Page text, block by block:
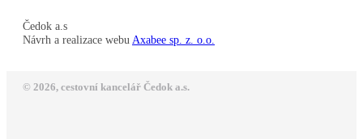
Čedok a.s
Návrh a realizace webu Axabee sp. z. o.o.
© 2026, cestovní kancelář Čedok a.s.